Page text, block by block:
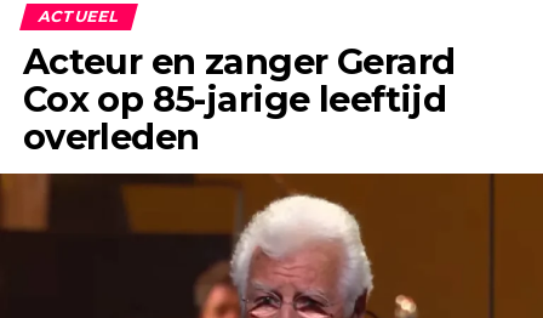
ACTUEEL
Acteur en zanger Gerard
Cox op 85-jarige leeftijd
overleden